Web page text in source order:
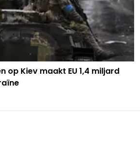
op Kiev maakt EU 1,4 miljard